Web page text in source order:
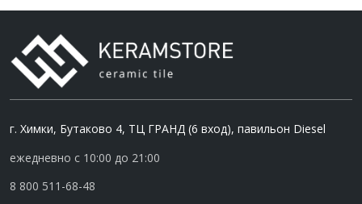
г. Химки, Бутаково 4, ТЦ ГРАНД (6 вход), павильон Diesel
ежедневно с 10:00 до 21:00
8 800 511-68-48